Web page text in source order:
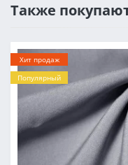
Также
Хит продаж
Популярный